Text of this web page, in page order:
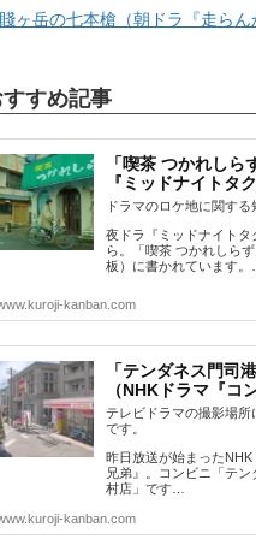
賤ヶ岳の七本槍（朝ドラ『走らん
すめ記事
「喫茶 つかれしら
『ミッドナイトタ
ドラマのロケ地に関する
夜ドラ『ミッドナイトタ
ら。「喫茶 つかれしら
板）に書かれています。…
kanban.com
「テンダネス門司
（NHKドラマ『コ
テレビドラマの撮影場所
です。
昨日放送が始まったNHK
兄弟』。コンビニ「テ
村店」です…
kanban.com